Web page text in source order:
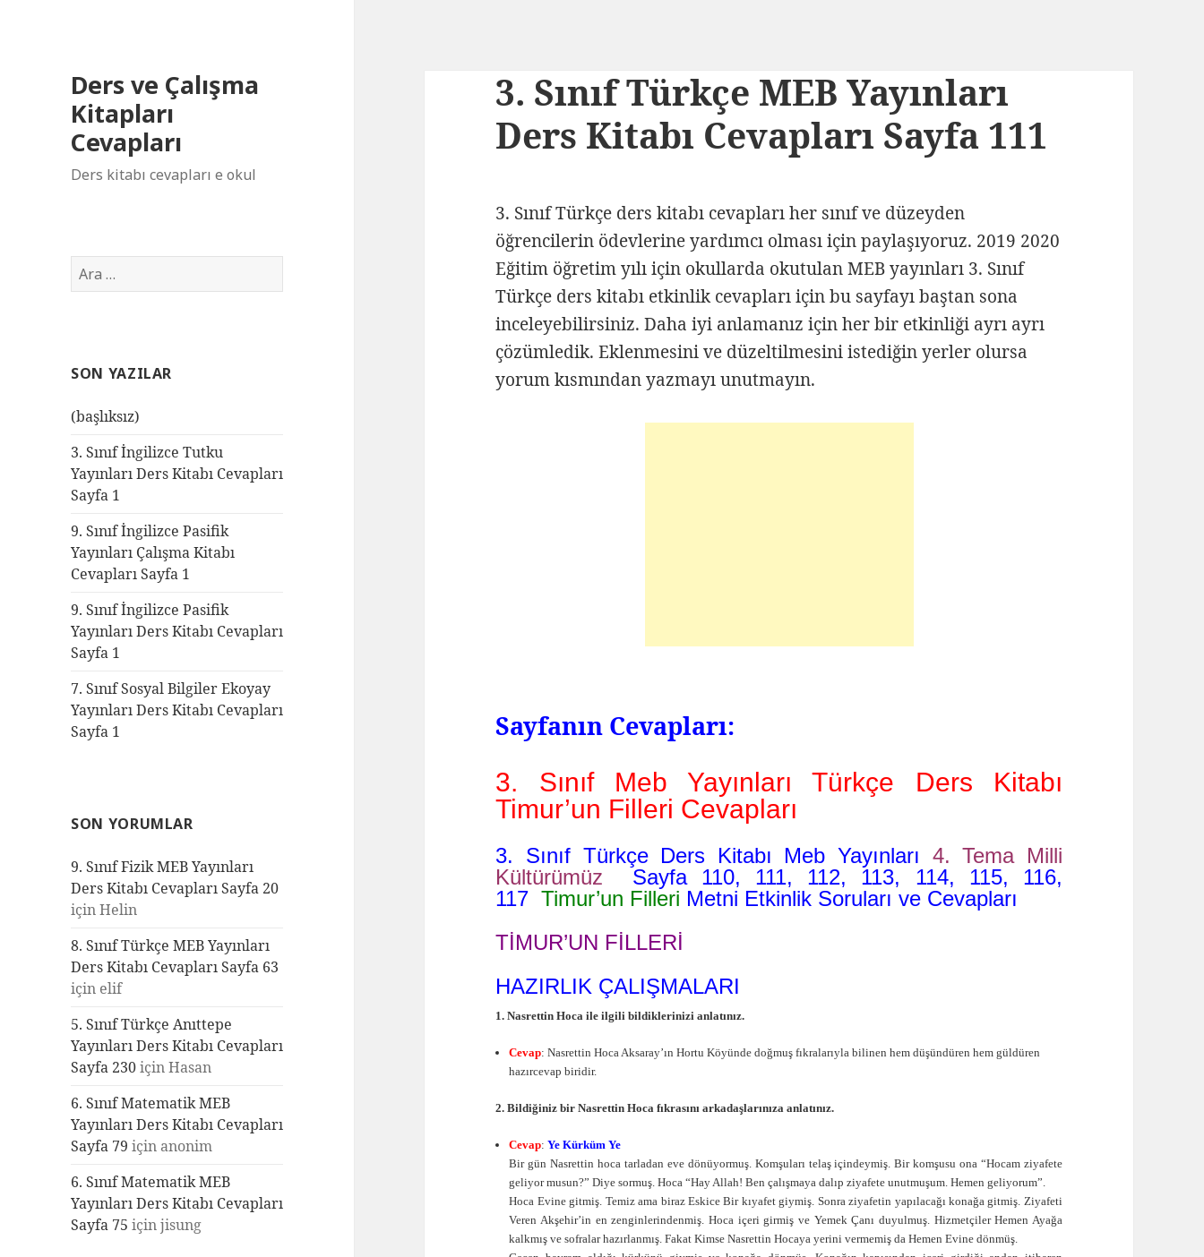
Ders ve Çalışma
Kitapları
Cevapları
Ders kitabı cevapları e okul
Arama:
SON YAZILAR
(başlıksız)
3. Sınıf İngilizce Tutku
Yayınları Ders Kitabı Cevapları
Sayfa 1
9. Sınıf İngilizce Pasifik
Yayınları Çalışma Kitabı
Cevapları Sayfa 1
9. Sınıf İngilizce Pasifik
Yayınları Ders Kitabı Cevapları
Sayfa 1
7. Sınıf Sosyal Bilgiler Ekoyay
Yayınları Ders Kitabı Cevapları
Sayfa 1
SON YORUMLAR
9. Sınıf Fizik MEB Yayınları
Ders Kitabı Cevapları Sayfa 20
içinHelin
8. Sınıf Türkçe MEB Yayınları
Ders Kitabı Cevapları Sayfa 63
için elif
5. Sınıf Türkçe Anıttepe
Yayınları Ders Kitabı Cevapları
Sayfa 230içinHasan
6. Sınıf Matematik MEB
Yayınları Ders Kitabı Cevapları
Sayfa 79 için anonim
6. Sınıf Matematik MEB
Yayınları Ders Kitabı Cevapları
Sayfa 75 içinjisung
3. Sınıf Türkçe MEB Yayınları
Ders Kitabı Cevapları Sayfa 111
3. Sınıf Türkçe ders kitabı cevapları her sınıf ve düzeyden
öğrencilerin ödevlerine yardımcı olması için paylaşıyoruz. 2019 2020
Eğitim öğretim yılı için okullarda okutulan MEB yayınları 3. Sınıf
Türkçe ders kitabı etkinlik cevapları için bu sayfayı baştan sona
inceleyebilirsiniz. Daha iyi anlamanız için her bir etkinliği ayrı ayrı
çözümledik. Eklenmesini ve düzeltilmesini istediğin yerler olursa
yorum kısmından yazmayı unutmayın.
Sayfanın Cevapları:
3. Sınıf Meb Yayınları Türkçe Ders Kitabı
Timur’un Filleri Cevapları
3. Sınıf Türkçe Ders Kitabı Meb Yayınları 4. Tema Milli
Kültürümüz
Sayfa 110, 111, 112, 113, 114, 115, 116,
117Timur’un Filleri Metni Etkinlik Soruları ve Cevapları
TİMUR’UN FİLLERİ
HAZIRLIK ÇALIŞMALARI
1. Nasrettin Hoca ile ilgili bildiklerinizi anlatınız.
Cevap: Nasrettin Hoca Aksaray’ın Hortu Köyünde doğmuş fıkralarıyla bilinen hem düşündüren hem güldüren
hazırcevap biridir.
2. Bildiğiniz bir Nasrettin Hoca fıkrasını arkadaşlarınıza anlatınız.
Cevap:Ye Kürküm Ye
Bir gün Nasrettin hoca tarladan eve dönüyormuş. Komşuları telaş içindeymiş. Bir komşusu ona “Hocam ziyafete
geliyor musun?” Diye sormuş. Hoca “Hay Allah! Ben çalışmaya dalıp ziyafete unutmuşum. Hemen geliyorum”.
Hoca Evine gitmiş. Temiz ama biraz Eskice Bir kıyafet giymiş. Sonra ziyafetin yapılacağı konağa gitmiş. Ziyafeti
Veren Akşehir’in en zenginlerindenmiş. Hoca içeri girmiş ve Yemek Çanı duyulmuş. Hizmetçiler Hemen Ayağa
kalkmış ve sofralar hazırlanmış. Fakat Kimse Nasrettin Hocaya yerini vermemiş da Hemen Evine dönmüş.